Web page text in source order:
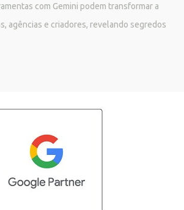
com Gemini podem transformar a
agências e criadores, revelando segredos